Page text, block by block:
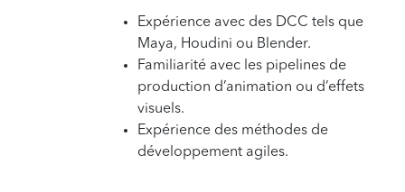
Expérience avec des DCC tels que
Maya, Houdini ou Blender.
Familiarité avec les pipelines de
production d’animation ou d’effets
visuels.
Expérience des méthodes de
développement agiles.